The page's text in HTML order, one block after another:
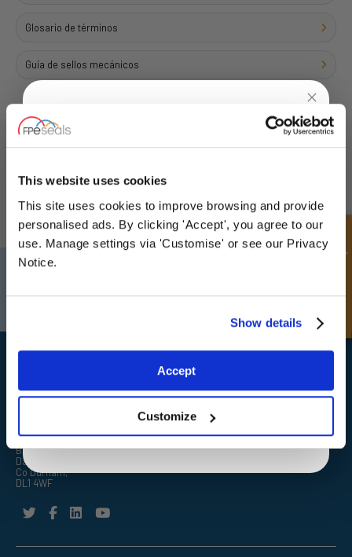
This website uses cookies
This site uses cookies to improve browsing and provide
personalised ads. By clicking 'Accept', you agree to our
use. Manage settings via 'Customise' or see our Privacy
Notice.
Show details
Accept
Customize
Glosario de términos
Guía de sellos mecánicos
SUSCRÍBETE A NUESTRO BOLETÍN
últimas ofertas especiales y nuevos productos.
SUBSCRIBE
Darlington
FPE Seals Ltd
Barrington Way,
Darlington,
Co Durham,
DL1 4WF
Consulta rápida
UNLOCK10% OFF
YOURFIRST ORDER
Sign up for special offers and exclusive
deals
By entering your email address you are agreeing to our
privacy policy.